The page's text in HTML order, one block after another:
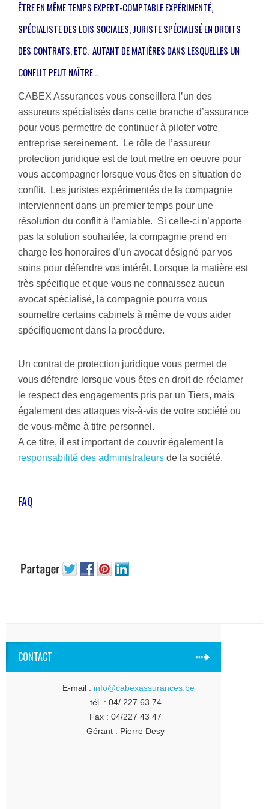
ÊTRE EN MÊME TEMPS EXPERT-COMPTABLE EXPÉRIMENTÉ,
SPÉCIALISTE DES LOIS SOCIALES, JURISTE SPÉCIALISÉ EN DROITS
DES CONTRATS, ETC. AUTANT DE MATIÈRES DANS LESQUELLES UN
CONFLIT PEUT NAÎTRE…
CABEX Assurances vous conseillera l’un des
assureurs spécialisés dans cette branche d’assurance
pour vous permettre de continuer à piloter votre
entreprise sereinement. Le rôle de l’assureur
protection juridique est de tout mettre en oeuvre pour
vous accompagner lorsque vous êtes en situation de
conflit. Les juristes expérimentés de la compagnie
interviennent dans un premier temps pour une
résolution du conflit à l’amiable. Si celle-ci n’apporte
pas la solution souhaitée, la compagnie prend en
charge les honoraires d’un avocat désigné par vos
soins pour défendre vos intérêt. Lorsque la matière est
très spécifique et que vous ne connaissez aucun
avocat spécialisé, la compagnie pourra vous
soumettre certains cabinets à même de vous aider
spécifiquement dans la procédure.
Un contrat de protection juridique vous permet de
vous défendre lorsque vous êtes en droit de réclamer
le respect des engagements pris par un Tiers, mais
également des attaques vis-à-vis de votre société ou
de vous-même à titre personnel.
A ce titre, il est important de couvrir également la
responsabilité des administrateurs de la société.
FAQ
CONTACT
E-mail : info@cabexassurances.be
tél. : 04/ 227 63 74
Fax : 04/227 43 47
Gérant : Pierre Desy